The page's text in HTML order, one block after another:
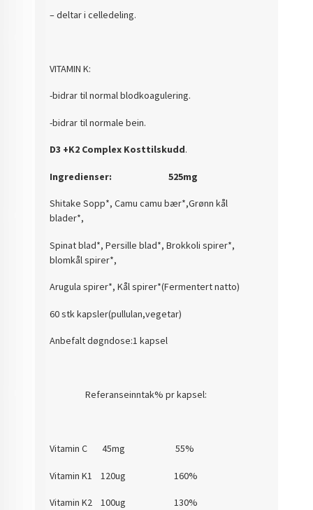
– deltar i celledeling.
VITAMIN K:
-bidrar til normal blodkoagulering.
-bidrar til normale bein.
D3 +K2 Complex Kosttilskudd.
Ingredienser: 525mg
Shitake Sopp*, Camu camu bær*,Grønn kål
blader*,
Spinat blad*, Persille blad*, Brokkoli spirer*,
blomkål spirer*,
Arugula spirer*, Kål spirer*(Fermentert natto)
60 stk kapsler(pullulan,vegetar)
Anbefalt døgndose:1 kapsel
Referanseinntak% pr kapsel:
Vitamin C 45mg 55%
Vitamin K1 120ug 160%
Vitamin K2 100ug 130%